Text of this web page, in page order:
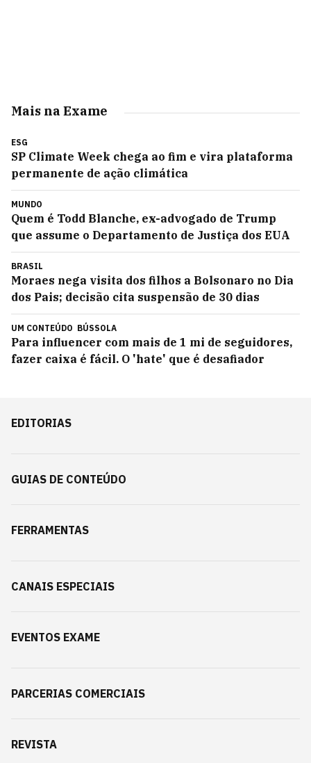
Mais na Exame
ESG
SP Climate Week chega ao fim e vira plataforma
permanente de ação climática
MUNDO
Quem é Todd Blanche, ex-advogado de Trump
que assume o Departamento de Justiça dos EUA
BRASIL
Moraes nega visita dos filhos a Bolsonaro no Dia
dos Pais; decisão cita suspensão de 30 dias
UM CONTEÚDO BÚSSOLA
Para influencer com mais de 1 mi de seguidores,
fazer caixa é fácil. O 'hate' que é desafiador
EDITORIAS
GUIAS DE CONTEÚDO
FERRAMENTAS
CANAIS ESPECIAIS
EVENTOS EXAME
PARCERIAS COMERCIAIS
REVISTA